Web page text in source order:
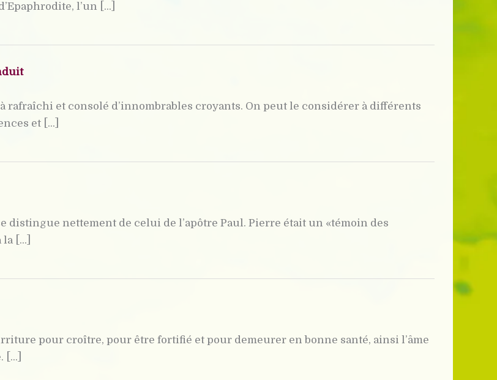
l’un [...]
rafraîchi et consolé d’innombrables croyants. On peut le considérer à différents
et [...]
distingue nettement de celui de l’apôtre Paul. Pierre était un «témoin des
[...]
pour croître, pour être fortifié et pour demeurer en bonne santé, ainsi l’âme